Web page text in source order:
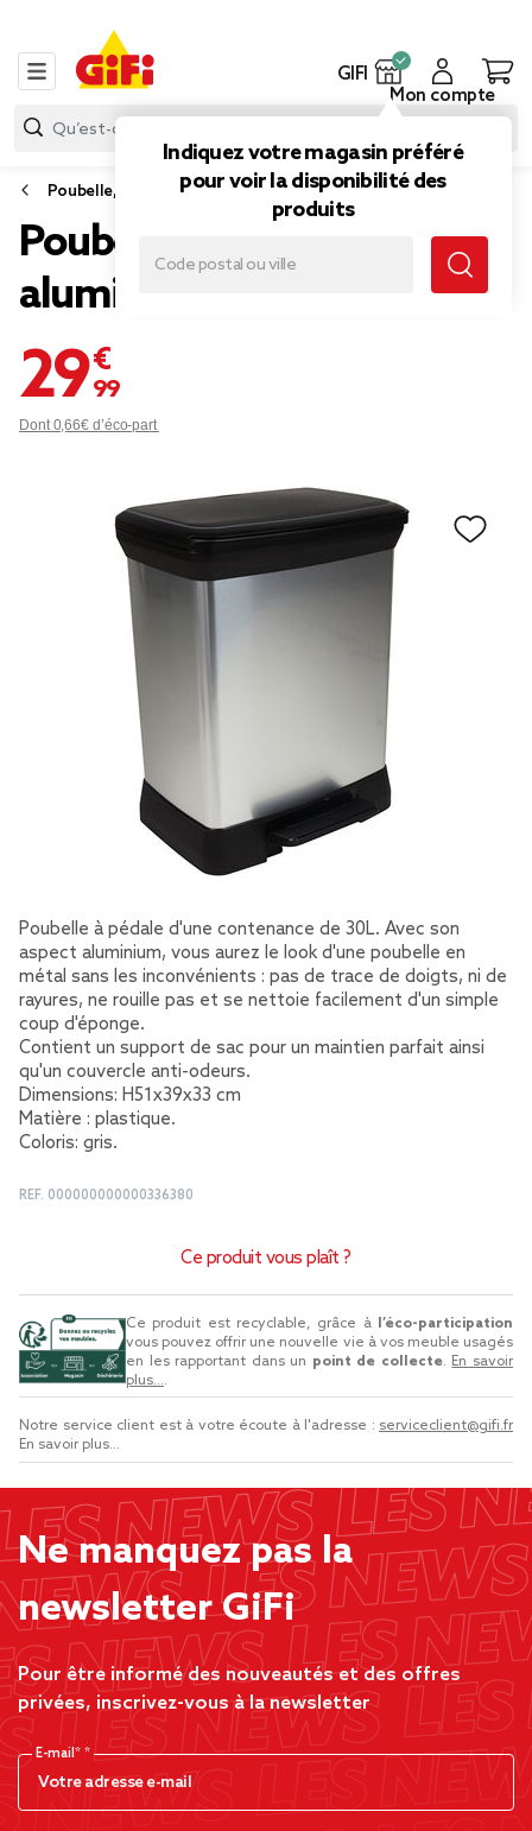
GIFI
Indiquez votre magasin préféré
pour voir la disponibilité des
produits
Mon compte
Poubelle, sac poubelle
Poubelle à pédale aspect
aluminium 30L
29,99 €
Dont 0,66€ d’éco-part
Poubelle à pédale d'une contenance de 30L. Avec son
aspect aluminium, vous aurez le look d'une poubelle en
métal sans les inconvénients : pas de trace de doigts, ni de
rayures, ne rouille pas et se nettoie facilement d'un simple
coup d'éponge.
Contient un support de sac pour un maintien parfait ainsi
qu'un couvercle anti-odeurs.
Dimensions: H51x39x33 cm
Matière : plastique.
Coloris: gris.
REF. 000000000000336380
Ce produit vous plaît ?
Ce produit est recyclable, grâce à
l’éco-participation
vous pouvez offrir une nouvelle vie à vos meuble usagés
en les rapportant dans un point de collecte. En savoir
plus....
Notre service client est à votre écoute à l'adresse : serviceclient@gifi.fr
En savoir plus...
Ne manquez pas la
newsletter GiFi
Pour être informé des nouveautés et des offres
privées, inscrivez-vous à la newsletter
E-mail*